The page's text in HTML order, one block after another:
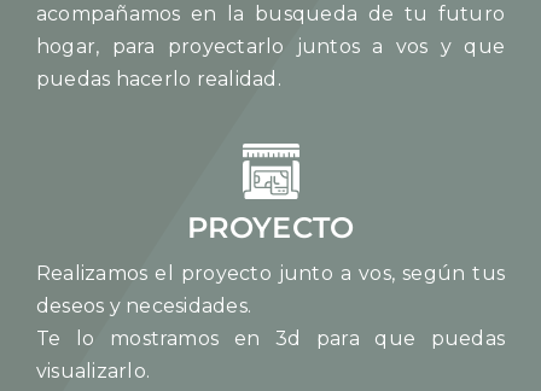
acompañamos en la busqueda de tu futuro
hogar, para proyectarlo juntos a vos y que
puedas hacerlo realidad.
PROYECTO
Realizamos el proyecto junto a vos, según tus
deseos y necesidades.
Te lo mostramos en 3d para que puedas
visualizarlo.